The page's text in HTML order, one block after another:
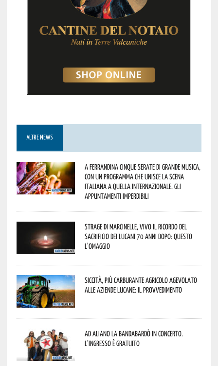
ALTRE NEWS
A Ferrandina cinque serate di grande musica,
con un programma che unisce la scena
italiana a quella internazionale. Gli
appuntamenti imperdibili
Strage di Marcinelle, vivo il ricordo del
sacrificio dei lucani 70 anni dopo: questo
l’omaggio
Siccità, più carburante agricolo agevolato
alle aziende lucane: il provvedimento
Ad Aliano la Bandabardò in concerto.
L’ingresso è gratuito